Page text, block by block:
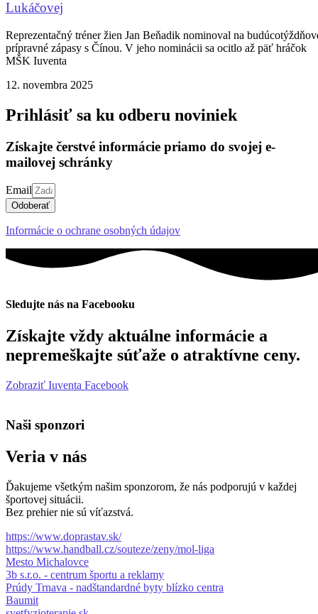
Lukáčovej
Reprezentačný tréner žien Jan Beňadik nominoval na
prípravné zápasy s Čínou. V jeho nominácii sa ocitlo až päť hráčok
MŠK Iuventa
12. novembra 2025
Prihlásiť sa ku odberu noviniek
Získajte čerstvé informácie priamo do svojej e-
mailovej schránky
Email
Odoberať
Informácie o ochrane osobných údajov
Sledujte nás na Facebooku
Získajte vždy aktuálne informácie a
nepremeškajte súťaže o atraktívne ceny.
Zobraziť Iuventa Facebook
Naši sponzori
Veria v nás
Ďakujeme všetkým našim sponzorom, že nás podporujú v každej
športovej situácii.
Bez prehier nie sú víťazstvá.
https://www.doprastav.sk/
https://www.handball.cz/souteze/zeny/mol-liga
Mesto Michalovce
3b s.r.o. - centrum športu a reklamy
Prúdy Trnava - nadštandardné byty blízko centra
Baumit